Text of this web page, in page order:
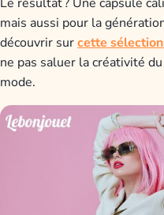
mais aussi pour la
découvrir surcette
ne pas saluer la créativité
mode.